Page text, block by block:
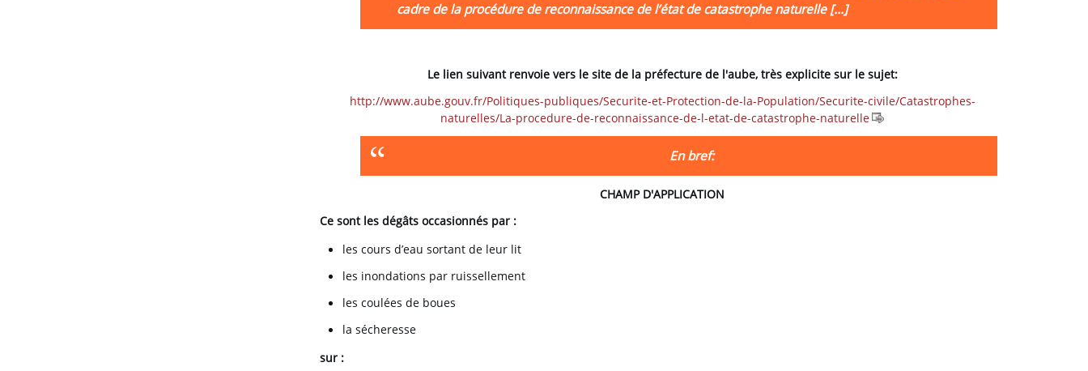
cadre de la procédure de reconnaissance de l’état de catastrophe naturelle [...]
Le lien suivant renvoie vers le site de la préfecture de l'aube, très explicite sur le sujet:
http://www.aube.gouv.fr/Politiques-publiques/Securite-et-Protection-de-la-Population/Securite-civile/Catastrophes-
naturelles/La-procedure-de-reconnaissance-de-l-etat-de-catastrophe-naturelle
En bref:
CHAMP D'APPLICATION
Ce sont les dégâts occasionnés par :
les cours d’eau sortant de leur lit
les inondations par ruissellement
les coulées de boues
la sécheresse
sur :